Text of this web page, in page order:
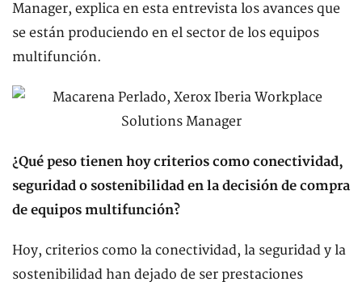
Manager, explica en esta entrevista los avances que
se están produciendo en el sector de los equipos
multifunción.
¿Qué peso tienen hoy criterios como conectividad,
seguridad o sostenibilidad en la decisión de compra
de equipos multifunción?
Hoy, criterios como la conectividad, la seguridad y la
sostenibilidad han dejado de ser prestaciones